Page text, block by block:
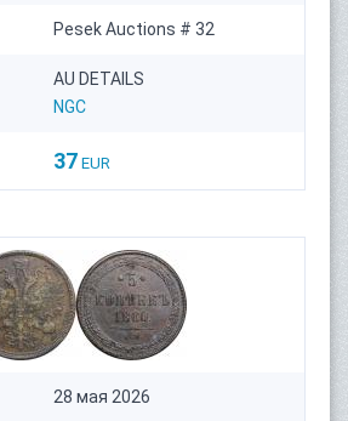
Pesek Auctions # 32
AU DETAILS
NGC
37 EUR
28 мая 2026